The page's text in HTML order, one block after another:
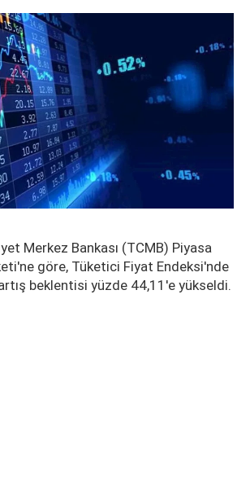
Merkez Bankası (TCMB) Piyasa
göre, Tüketici Fiyat Endeksi'nde
beklentisi yüzde 44,11'e yükseldi.